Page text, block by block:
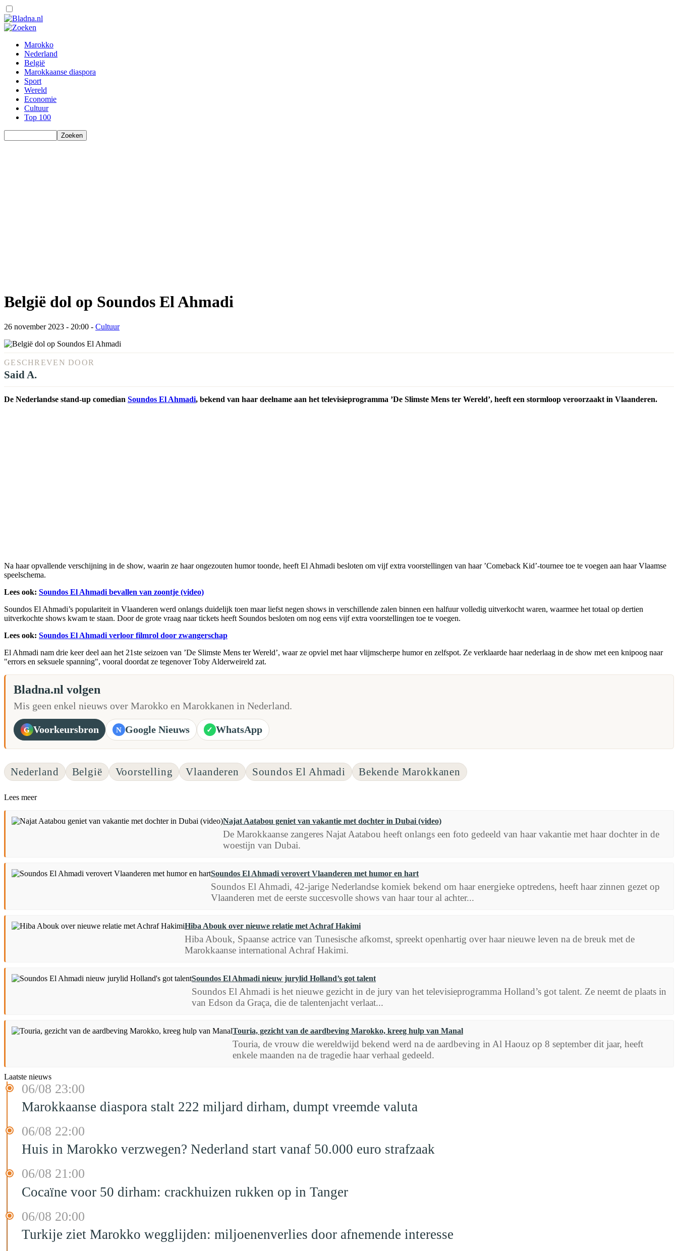
Marokko
Nederland
België
Marokkaanse diaspora
Sport
Wereld
Economie
Cultuur
Top 100
België dol op Soundos El Ahmadi
26 november 2023 - 20:00 - Cultuur
GESCHREVEN DOOR
Said A.
De Nederlandse stand-up comedian Soundos El Ahmadi, bekend van haar deelname aan het televisieprogramma ’De Slimste Mens ter Wereld’, heeft een stormloop veroorzaakt in Vlaanderen.
Na haar opvallende verschijning in de show, waarin ze haar ongezouten humor toonde, heeft El Ahmadi besloten om vijf extra voorstellingen van haar ’Comeback Kid’-tournee toe te voegen aan haar Vlaamse
speelschema.
Lees ook: Soundos El Ahmadi bevallen van zoontje (video)
Soundos El Ahmadi’s populariteit in Vlaanderen werd onlangs duidelijk toen maar liefst negen shows in verschillende zalen binnen een halfuur volledig uitverkocht waren, waarmee het totaal op dertien
uitverkochte shows kwam te staan. Door de grote vraag naar tickets heeft Soundos besloten om nog eens vijf extra voorstellingen toe te voegen.
Lees ook: Soundos El Ahmadi verloor filmrol door zwangerschap
El Ahmadi nam drie keer deel aan het 21ste seizoen van ’De Slimste Mens ter Wereld’, waar ze opviel met haar vlijmscherpe humor en zelfspot. Ze verklaarde haar nederlaag in de show met een knipoog naar
"errors en seksuele spanning", vooral doordat ze tegenover Toby Alderweireld zat.
Bladna.nl volgen
Mis geen enkel nieuws over Marokko en Marokkanen in Nederland.
G Voorkeursbron N Google Nieuws ✓ WhatsApp
Nederland België Voorstelling Vlaanderen Soundos El Ahmadi Bekende Marokkanen
Lees meer
Najat Aatabou geniet van vakantie met dochter in Dubai (video)
De Marokkaanse zangeres Najat Aatabou heeft onlangs een foto gedeeld van haar vakantie met haar dochter in de
woestijn van Dubai.
Soundos El Ahmadi verovert Vlaanderen met humor en hart
Soundos El Ahmadi, 42-jarige Nederlandse komiek bekend om haar energieke optredens, heeft haar zinnen gezet op
Vlaanderen met de eerste succesvolle shows van haar tour al achter...
Hiba Abouk over nieuwe relatie met Achraf Hakimi
Hiba Abouk, Spaanse actrice van Tunesische afkomst, spreekt openhartig over haar nieuwe leven na de breuk met de
Marokkaanse international Achraf Hakimi.
Soundos El Ahmadi nieuw jurylid Holland’s got talent
Soundos El Ahmadi is het nieuwe gezicht in de jury van het televisieprogramma Holland’s got talent. Ze neemt de plaats in
van Edson da Graça, die de talentenjacht verlaat...
Touria, gezicht van de aardbeving Marokko, kreeg hulp van Manal
Touria, de vrouw die wereldwijd bekend werd na de aardbeving in Al Haouz op 8 september dit jaar, heeft
enkele maanden na de tragedie haar verhaal gedeeld.
Laatste nieuws
06/08 23:00
Marokkaanse diaspora stalt 222 miljard dirham, dumpt vreemde valuta
06/08 22:00
Huis in Marokko verzwegen? Nederland start vanaf 50.000 euro strafzaak
06/08 21:00
Cocaïne voor 50 dirham: crackhuizen rukken op in Tanger
06/08 20:00
Turkije ziet Marokko wegglijden: miljoenenverlies door afnemende interesse